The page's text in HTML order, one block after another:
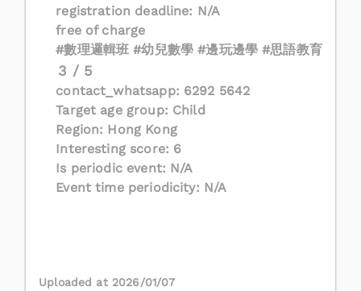
registration deadline: N/A
free of charge
#數理邏輯班 #幼兒數學 #邊玩邊學 #思語教育
3 / 5
contact_whatsapp: 6292 5642
Target age group: Child
Region: Hong Kong
Interesting score: 6
Is periodic event: N/A
Event time periodicity: N/A
Uploaded at 2026/01/07